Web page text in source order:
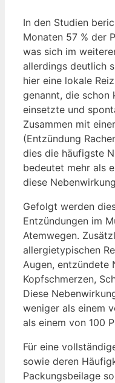
In den Studien
Monaten 57 % der
was sich im
allerdings deutlich
hier eine lokale
genannt, die schon
einsetzte und
Zusammen mit
(Entzündung
dies die häufigste
bedeutet mehr als
diese
Gefolgt werden
Entzündungen im
Atemwegen.
allergietypischen
Augen, entzündete
Kopfschmerzen,
Diese
weniger als einem
als einem von 100
Für eine
sowie deren
Packungsbeilage